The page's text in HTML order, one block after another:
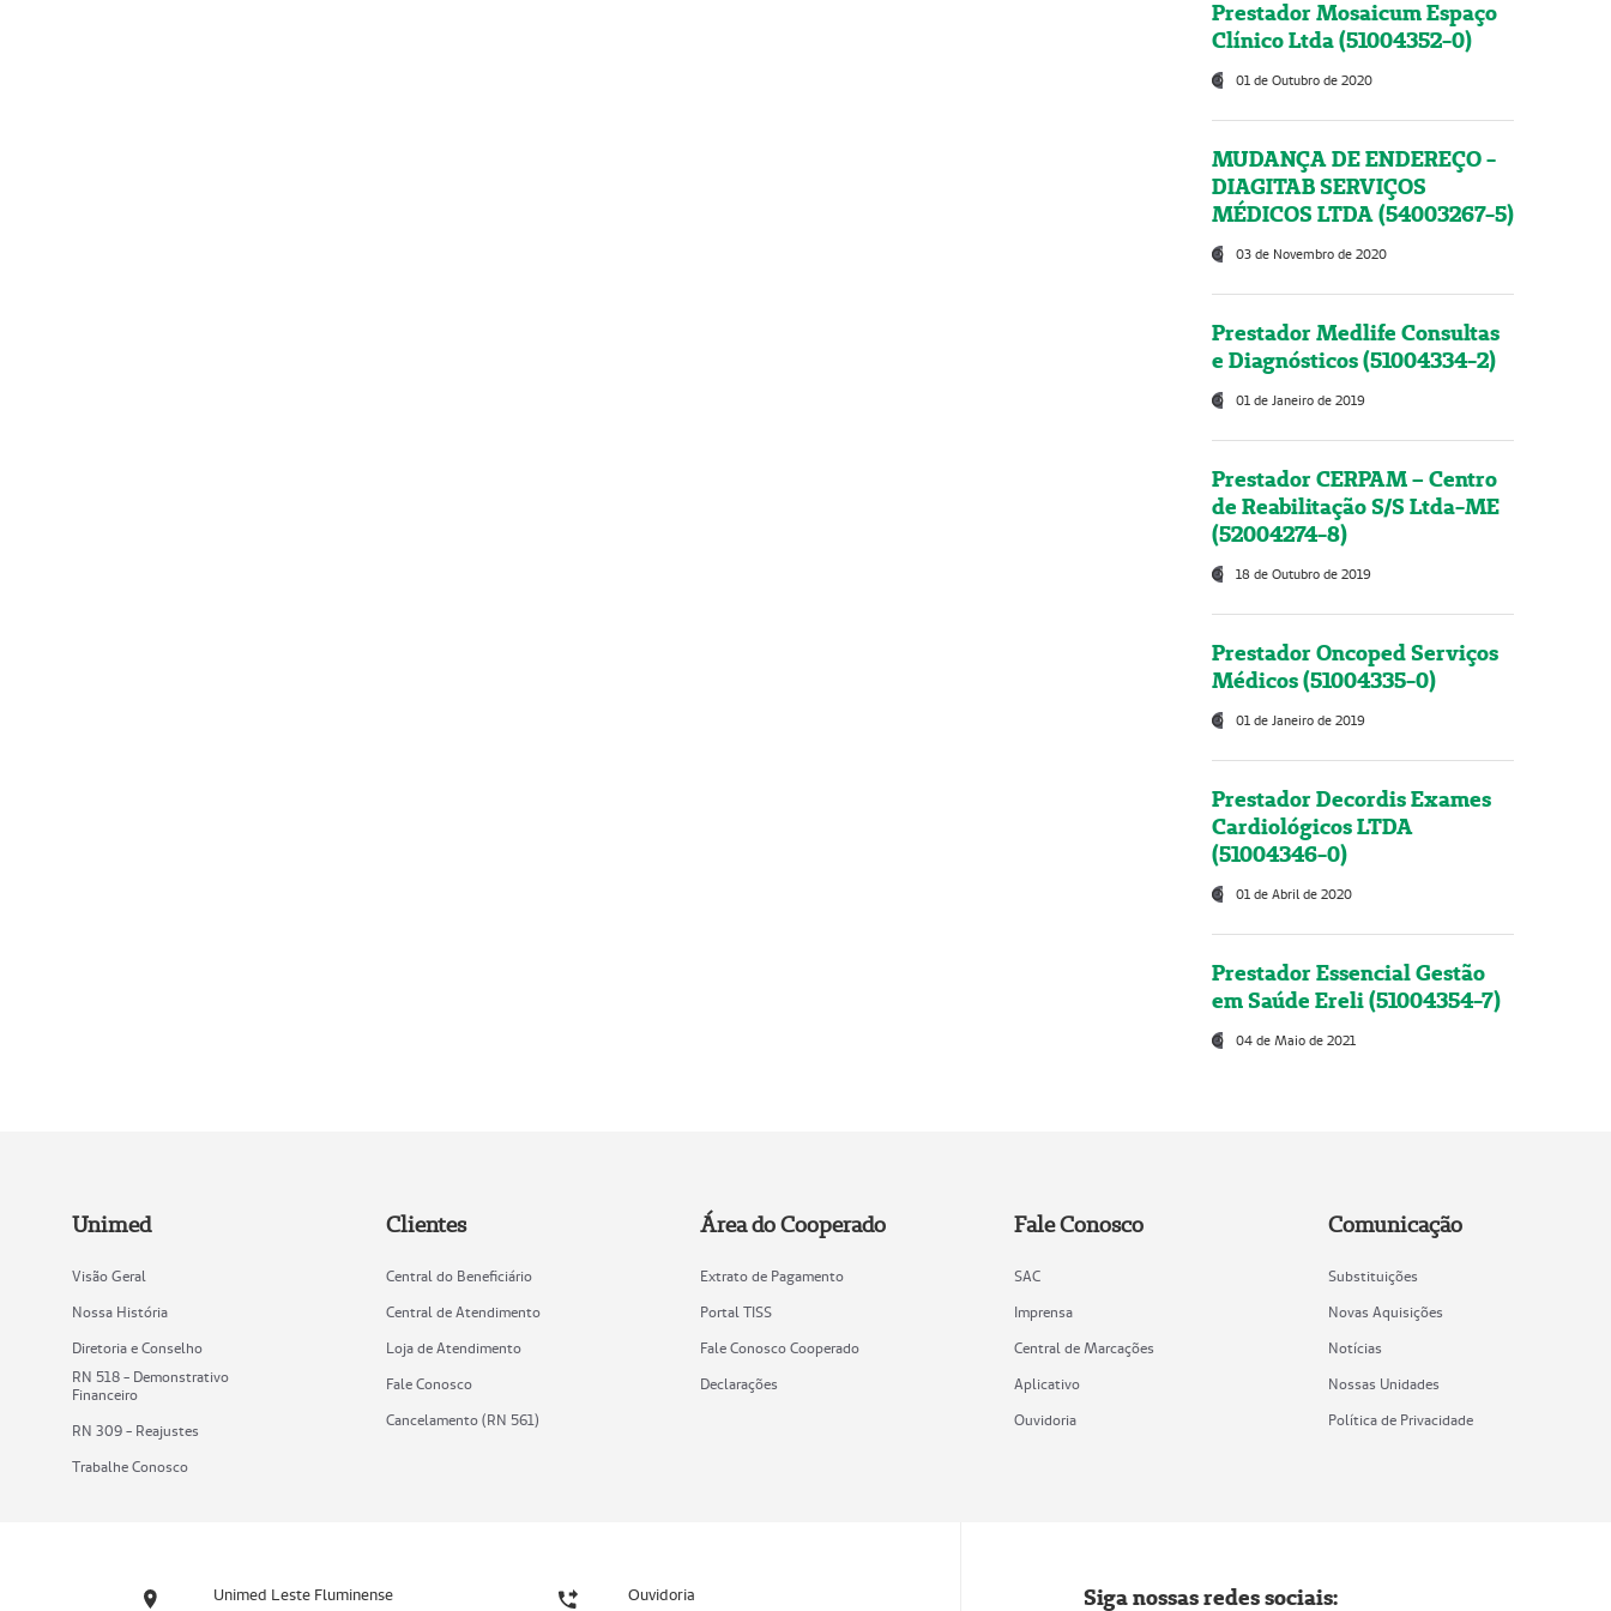
Prestador Mosaicum Espaço
Clínico Ltda (51004352-0)
01 de Outubro de 2020
MUDANÇA DE ENDEREÇO -
DIAGITAB SERVIÇOS
MÉDICOS LTDA (54003267-5)
03 de Novembro de 2020
Prestador Medlife Consultas
e Diagnósticos (51004334-2)
01 de Janeiro de 2019
Prestador CERPAM – Centro
de Reabilitação S/S Ltda-ME
(52004274-8)
18 de Outubro de 2019
Prestador Oncoped Serviços
Médicos (51004335-0)
01 de Janeiro de 2019
Prestador Decordis Exames
Cardiológicos LTDA
(51004346-0)
01 de Abril de 2020
Prestador Essencial Gestão
em Saúde Ereli (51004354-7)
04 de Maio de 2021
Unimed
Visão Geral
Nossa História
Diretoria e Conselho
RN 518 - Demonstrativo
Financeiro
RN 309 - Reajustes
Trabalhe Conosco
Clientes
Central do Beneficiário
Central de Atendimento
Loja de Atendimento
Fale Conosco
Cancelamento (RN 561)
Área do Cooperado
Extrato de Pagamento
Portal TISS
Fale Conosco Cooperado
Declarações
Fale Conosco
SAC
Imprensa
Central de Marcações
Aplicativo
Ouvidoria
Comunicação
Substituições
Novas Aquisições
Notícias
Nossas Unidades
Política de Privacidade
Unimed Leste Fluminense Ouvidoria Siga nossas redes sociais: